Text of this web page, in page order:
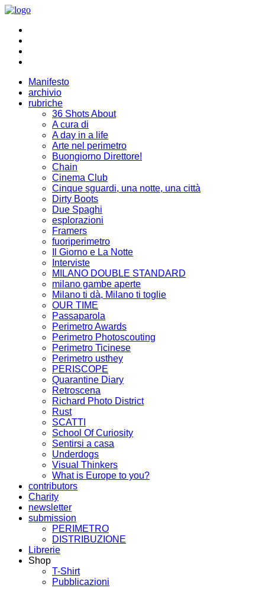
Manifesto
archivio
rubriche
36 Shots About
A cura di
A day in a life
Arte nel perimetro
Buongiorno Direttore!
Chain
Cinema Club
Cinque sguardi, una notte, una città
Dirty Boots
Due Spaghi
esplorazioni
Framers
fuoriperimetro
Il Giorno e La Notte
Interviste
MILANO DOUBLE STANDARD
milano gambe aperte
Milano ti dà, Milano ti toglie
OUR TIME
Passaparola
Perimetro Awards
Perimetro Photoscouting
Perimetro Ticinese
Perimetro usthey
PERISCOPE
Quarantine Diary
Retroscena
Richard Photo District
Rust
SCATTI
School Of Curiosity
Sentirsi a casa
Underdogs
Visual Thinkers
What is Europe to you?
contributors
Charity
newsletter
submission
PERIMETRO
DISTRIBUZIONE
Librerie
Shop
T-Shirt
Pubblicazioni